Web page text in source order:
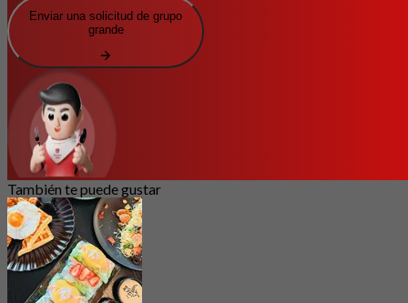
Enviar una solicitud de grupo
grande
También te puede gustar